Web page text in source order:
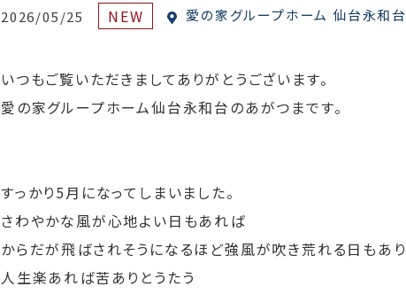
2026/05/25 NEW 愛の家グループホーム 仙台永和台
いつもご覧いただきましてありがとうございます。
愛の家グループホーム仙台永和台のあがつまです。
すっかり5月になってしまいました。
さわやかな風が心地よい日もあれば
からだが飛ばされそうになるほど強風が吹き荒れる日もあり
人生楽あれば苦ありとうたう